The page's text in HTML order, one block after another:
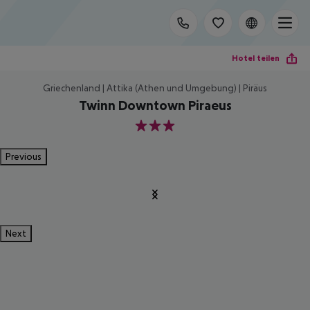
Hotel teilen
Griechenland | Attika (Athen und Umgebung) | Piräus
Twinn Downtown Piraeus
3
Previous
Next